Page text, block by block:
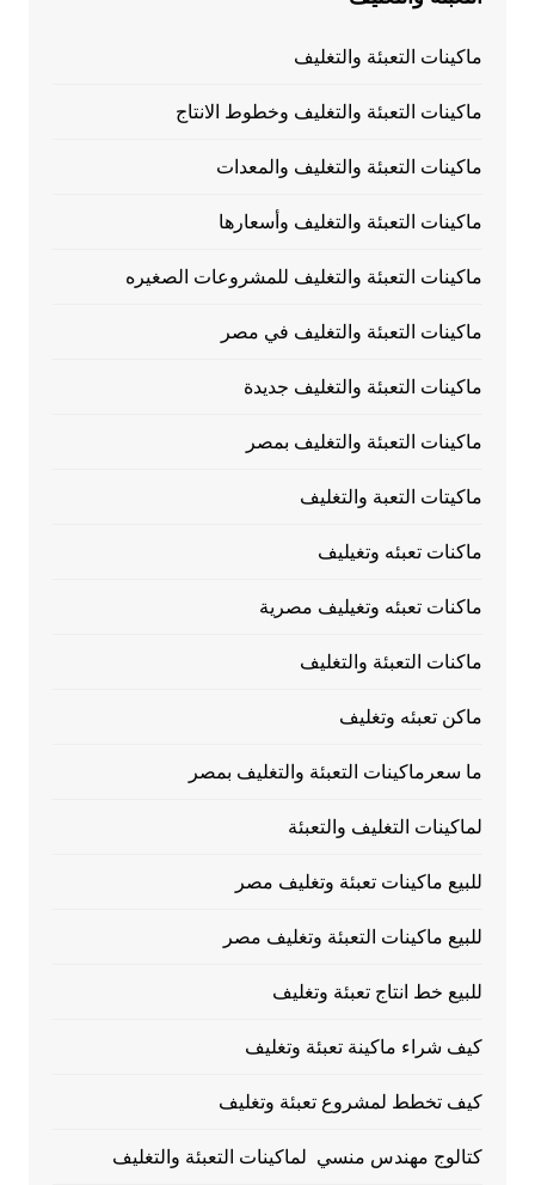
ماكينات التعبئة والتغليف
ماكينات التعبئة والتغليف وخطوط الانتاج
ماكينات التعبئة والتغليف والمعدات
ماكينات التعبئة والتغليف وأسعارها
ماكينات التعبئة والتغليف للمشروعات الصغيره
ماكينات التعبئة والتغليف في مصر
ماكينات التعبئة والتغليف جديدة
ماكينات التعبئة والتغليف بمصر
ماكيتات التعبة والتغليف
ماكنات تعبئه وتغيليف
ماكنات تعبئه وتغيليف مصرية
ماكنات التعبئة والتغليف
ماكن تعبئه وتغليف
ما سعرماكينات التعبئة والتغليف بمصر
لماكينات التغليف والتعبئة
للبيع ماكينات تعبئة وتغليف مصر
للبيع ماكينات التعبئة وتغليف مصر
للبيع خط انتاج تعبئة وتغليف
كيف شراء ماكينة تعبئة وتغليف
كيف تخطط لمشروع تعبئة وتغليف
كتالوج مهندس منسي لماكينات التعبئة والتغليف